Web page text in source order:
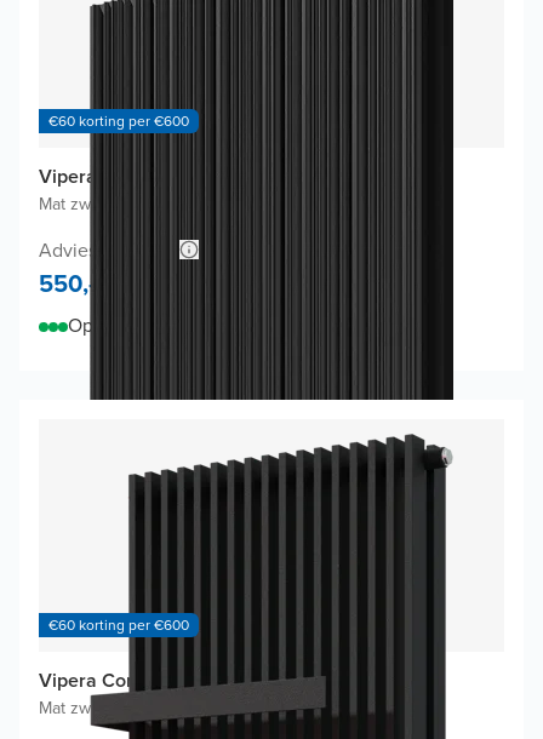
€60 korting per €600
Vipera Mares design radiator
Mat zwart
Adviesprijs 875,-
550,-
Op voorraad
€60 korting per €600
Vipera Corrason design radiator
Mat zwart 3.081W